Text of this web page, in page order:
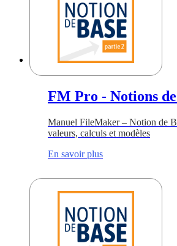
FM Pro - Notions de
Manuel FileMaker – Notion de
valeurs, calculs et modèles
En savoir plus